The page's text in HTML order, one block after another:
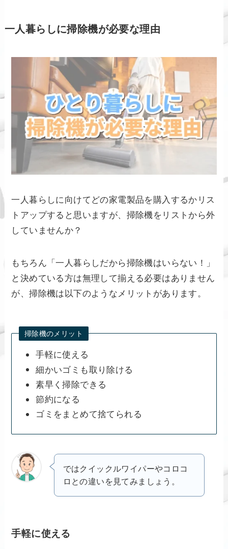
一人暮らしに掃除機が必要な理由
一人暮らしに向けてどの家電製品を購入するかリス
トアップすると思いますが、掃除機をリストから外
していませんか？
もちろん「一人暮らしだから掃除機はいらない！」
と決めている方は無理して揃える必要はありません
が、掃除機は以下のようなメリットがあります。
掃除機のメリット
手軽に使える
細かいゴミも取り除ける
素早く掃除できる
節約になる
ゴミをまとめて捨てられる
ではクイックルワイパーやコロコ
ロとの違いを見てみましょう。
手軽に使える